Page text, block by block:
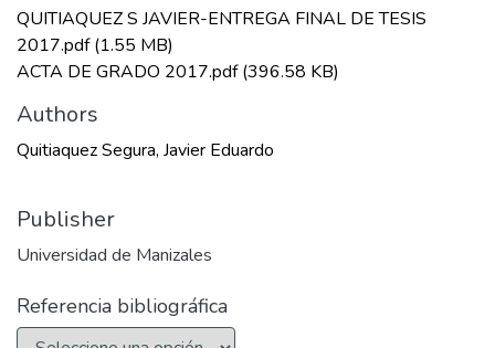
QUITIAQUEZ S JAVIER-ENTREGA FINAL DE TESIS
2017.pdf(1.55 MB)
ACTA DE GRADO 2017.pdf(396.58 KB)
Authors
Quitiaquez Segura, Javier Eduardo
Publisher
Universidad de Manizales
Referencia bibliográfica